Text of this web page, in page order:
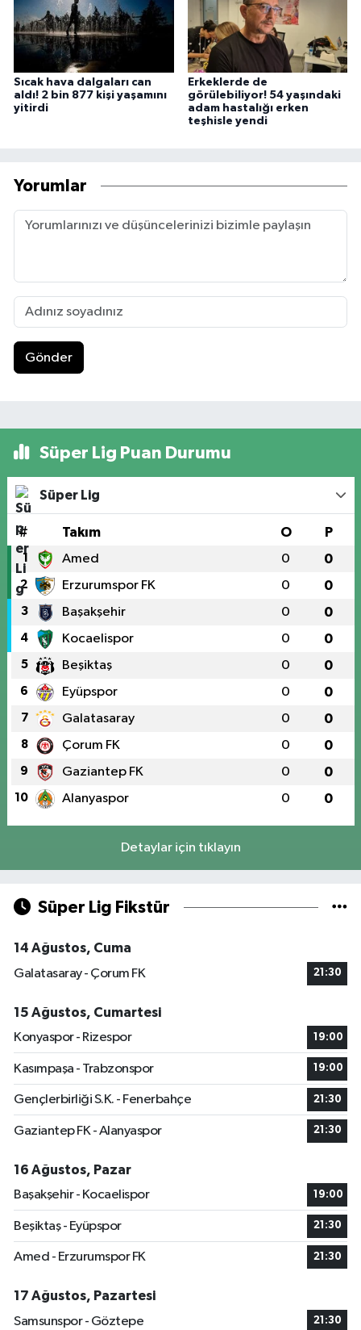
Sıcak hava dalgaları can
aldı! 2 bin 877 kişi yaşamını
yitirdi
Erkeklerde de
görülebiliyor! 54 yaşındaki
adam hastalığı erken
teşhisle yendi
Yorumlar
Gönder
Süper Lig Puan Durumu
Süper Lig
# Takım O P
1 Amed 0 0
2 Erzurumspor FK 0 0
3 Başakşehir 0 0
4 Kocaelispor 0 0
5 Beşiktaş 0 0
6 Eyüpspor 0 0
7 Galatasaray 0 0
8 Çorum FK 0 0
9 Gaziantep FK 0 0
10 Alanyaspor 0 0
Detaylar için tıklayın
Süper Lig Fikstür
14 Ağustos, Cuma
Galatasaray - Çorum FK
21:30
15 Ağustos, Cumartesi
Konyaspor - Rizespor
19:00
Kasımpaşa - Trabzonspor 19:00
Gençlerbirliği S.K. - Fenerbahçe 21:30
Gaziantep FK - Alanyaspor 21:30
16 Ağustos, Pazar
Başakşehir - Kocaelispor
19:00
Beşiktaş - Eyüpspor 21:30
Amed - Erzurumspor FK 21:30
17 Ağustos, Pazartesi
Samsunspor - Göztepe
21:30